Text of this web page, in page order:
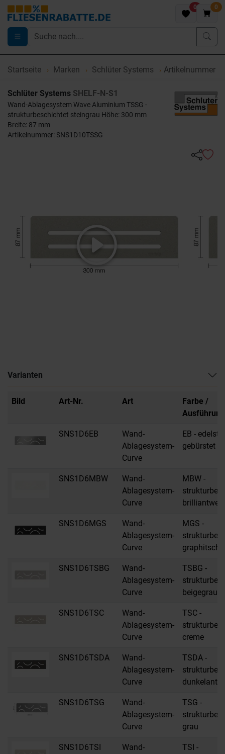
0 0
Startseite Marken Schlüter Systems Artikelnummer
Schlüter Systems SHELF-N-S1
Wand-Ablagesystem Wave Aluminium TSSG -
strukturbeschichtet steingrau Höhe: 300 mm
Breite: 87 mm
Artikelnummer: SNS1D10TSSG
Varianten
Bild Art-Nr. Art
Farbe /
Ausführung
SNS1D6EB
Wand-
Ablagesystem-
Curve
EB -
gebürstet
SNS1D6MBW
Wand-
Ablagesystem-
Curve
MBW -
SNS1D6MGS
Wand-
Ablagesystem-
Curve
MGS -
SNS1D6TSBG
Wand-
Ablagesystem-
Curve
TSBG -
beigegrau
SNS1D6TSC
Wand-
Ablagesystem-
Curve
TSC -
creme
SNS1D6TSDA
Wand-
Ablagesystem-
Curve
TSDA -
SNS1D6TSG
Wand-
Ablagesystem-
Curve
TSG -
grau
SNS1D6TSI
Wand-
TSI -